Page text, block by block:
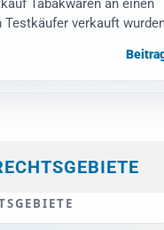
Tabakwaren an einen
Testkäufer verkauft